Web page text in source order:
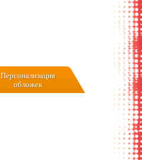
Персонализация
обложек